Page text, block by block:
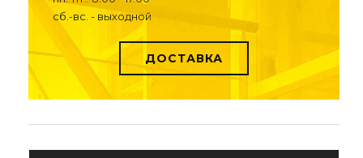
сб.-вс. - выходной
ДОСТАВКА